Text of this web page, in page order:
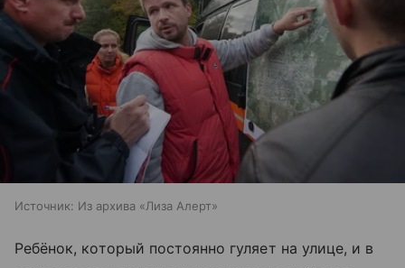
Источник: Из архива «Лиза Алерт»
Ребёнок, который постоянно гуляет на улице, и в